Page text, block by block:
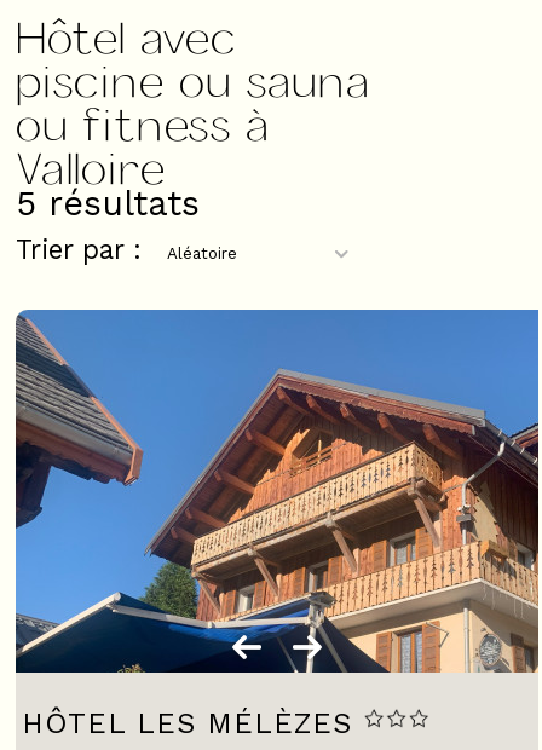
Hôtel avec
piscine ou sauna
ou fitness à
Valloire
5 résultats
Trier par :
HÔTEL LES MÉLÈZES